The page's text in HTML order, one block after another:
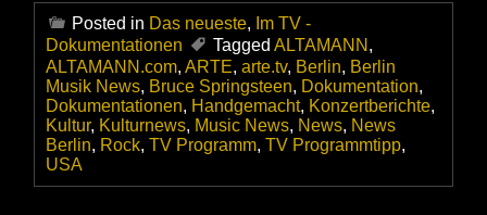
Posted in Das neueste, Im TV -
Dokumentationen
Tagged ALTAMANN ,
ALTAMANN.com, ARTE, arte.tv, Berlin, Berlin
Musik News, Bruce Springsteen, Dokumentation,
Dokumentationen, Handgemacht, Konzertberichte,
Kultur, Kulturnews, Music News, News, News
Berlin, Rock, TV Programm, TV Programmtipp,
USA